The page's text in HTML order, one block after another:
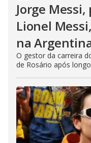
Jorge
Lionel
na
O gestor da carreira
de Rosário após